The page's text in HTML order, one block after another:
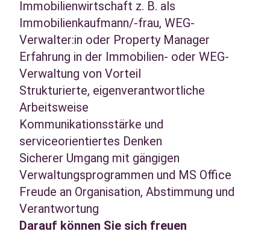
Immobilienwirtschaft z. B. als
Immobilienkaufmann/-frau, WEG-
Verwalter:in oder Property Manager
Erfahrung in der Immobilien- oder WEG-
Verwaltung von Vorteil
Strukturierte, eigenverantwortliche
Arbeitsweise
Kommunikationsstärke und
serviceorientiertes Denken
Sicherer Umgang mit gängigen
Verwaltungsprogrammen und MS Office
Freude an Organisation, Abstimmung und
Verantwortung
Darauf können Sie sich freuen